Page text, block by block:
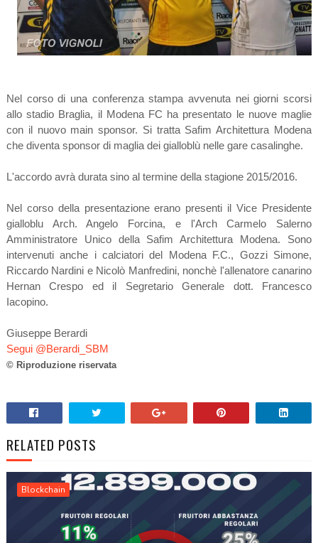
Nel corso di una conferenza stampa avvenuta nei giorni scorsi
allo stadio Braglia, il Modena FC ha presentato le nuove maglie
con il nuovo main sponsor. Si tratta Safim Architettura Modena
che diventa sponsor di maglia dei gialloblù nelle gare casalinghe.
L'accordo avrà durata sino al termine della stagione 2015/2016.
Nel corso della presentazione erano presenti il Vice Presidente
gialloblu Arch. Angelo Forcina, e l'Arch Carmelo Salerno
Amministratore Unico della Safim Architettura Modena. Sono
intervenuti anche i calciatori del Modena F.C., Gozzi Simone,
Riccardo Nardini e Nicolò Manfredini, nonchè l'allenatore canarino
Hernan Crespo ed il Segretario Generale dott. Francesco
Iacopino.
Giuseppe Berardi
Segui @Berardi_SBM
© Riproduzione riservata
RELATED POSTS
Blockchain